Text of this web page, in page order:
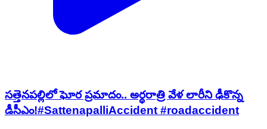
సత్తెనపల్లిలో ఘోర ప్రమాదం.. అర్థరాత్రి వేళ లారీని ఢీకొన్న
డీసీఎం!#SattenapalliAccident #roadaccident